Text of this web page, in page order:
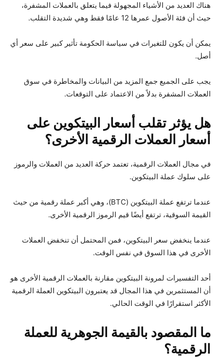
هناك العديد من الأشياء المجهولة فيما يتعلق بالعملات المشفرة،
حيث أن فئة الأصول عمرها 12 عامًا فقط وهي شديدة التقلب.
يمكن أن يكون للتغيرات في سياسة الحكومة تأثير كبير على سعر أي
أصل.
يجب على الجميع جمع المزيد من البيانات والمخاطرة في سوق
العملات المشفرة بدلاً من الاعتماد على التوقعات.
هل يؤثر تقلب أسعار البيتكوين على
أسعار العملات الرقمية الأخرى؟
في مجال العملات الرقمية، تعتمد حركة العديد من العملات والرموز
على سلوك عملة البيتكوين.
عندما ترتفع عملة البيتكوين (BTC)، وهي أكبر عملة رقمية من حيث
القيمة السوقية، ترتفع أيضًا قيم الرموز الرقمية الأخرى.
عندما ينخفض سعر البيتكوين، فمن المحتمل أن تنخفض العملات
الأخرى في هذا السوق في نفس الوقت.
أحد التفسيرات لمرونة البيتكوين مقارنة بالعملات الرقمية الأخرى هو
أن المستثمرين في هذا المجال قد يعتبرون البيتكوين العملة الرقمية
الأكثر استقرارًا في الوقت الحالي.
ما المقصود بالقيمة الجوهرية للعملة
الرقمية؟